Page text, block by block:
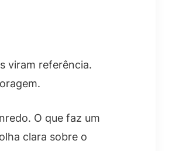
viram referência.
O que faz um
clara sobre o